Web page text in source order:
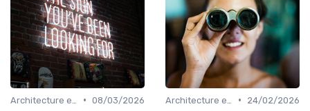
• 08/03/2026
•
24/02/2026